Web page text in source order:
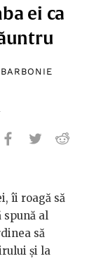
ei ca
îi roagă să
spună al
să
și la